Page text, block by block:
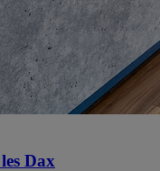
Dax